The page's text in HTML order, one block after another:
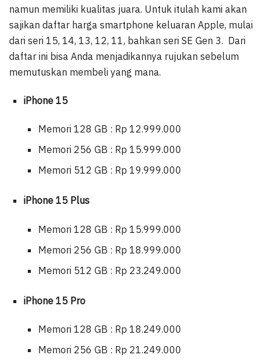
namun memiliki kualitas juara. Untuk itulah kami akan
sajikan daftar harga smartphone keluaran Apple, mulai
dari seri 15, 14, 13, 12, 11, bahkan seri SE Gen 3. Dari
daftar ini bisa Anda menjadikannya rujukan sebelum
memutuskan membeli yang mana.
iPhone 15
Memori 128 GB : Rp 12.999.000
Memori 256 GB : Rp 15.999.000
Memori 512 GB : Rp 19.999.000
iPhone 15 Plus
Memori 128 GB : Rp 15.999.000
Memori 256 GB : Rp 18.999.000
Memori 512 GB : Rp 23.249.000
iPhone 15 Pro
Memori 128 GB : Rp 18.249.000
Memori 256 GB : Rp 21.249.000